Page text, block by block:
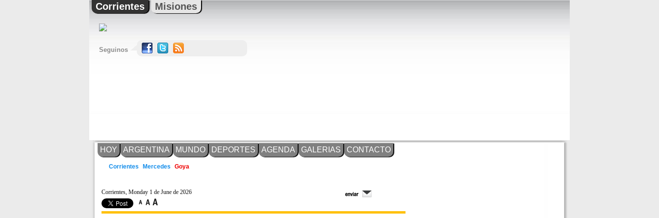
Corrientes Misiones
Seguinos
HOY ARGENTINA MUNDO DEPORTES AGENDA GALERIAS CONTACTO
Corrientes Mercedes Goya
Corrientes, Monday 1 de June de 2026